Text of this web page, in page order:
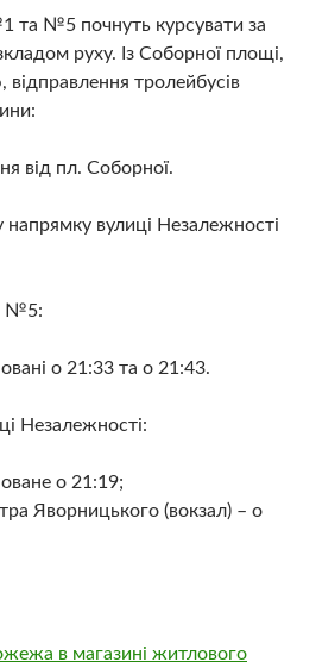
та №5 почнуть курсувати за
руху. Із Соборної площі,
відправлення тролейбусів
від пл. Соборної.
вулиці Незалежності
№5:
о 21:33 та о 21:43.
Незалежності:
о 21:19;
Яворницького (вокзал) – о
в магазині житлового